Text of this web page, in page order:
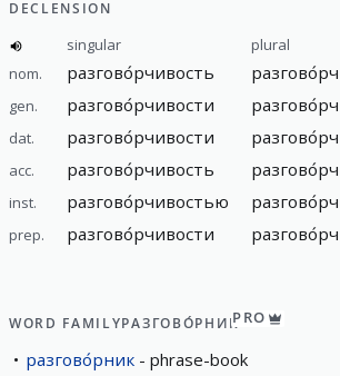
DECLENSION
singular
plural
nom.
разгово́рчивость
gen. разгово́рчивости
dat. разгово́рчивости
acc. разгово́рчивость
inst. разгово́рчивостью
prep. разгово́рчивости
WORD FAMILYРАЗГОВО́РНИКPRO
разгово́рник phrase-book